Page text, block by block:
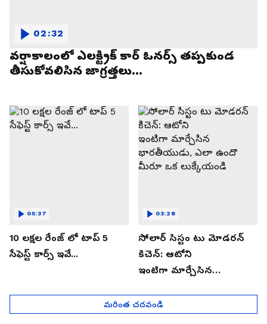
వర్షాకాలంలో ఎలక్ట్రిక్ కార్ ఓనర్స్ తప్పకుండ
తీసుకోవలిసిన జాగ్రత్తలు...
02:32
10 లక్షల రేంజ్ లో టాప్ 5
సేఫెస్ట్ కార్స్ ఇవే...
05:37
సోలార్ సిస్టం టు మోడరన్
కిచెన్: ఆటోని
ఇంటిగా మార్చేసిన
మీరూ ఒక లుక్కేయండి
03:28
మరింత చదవండి